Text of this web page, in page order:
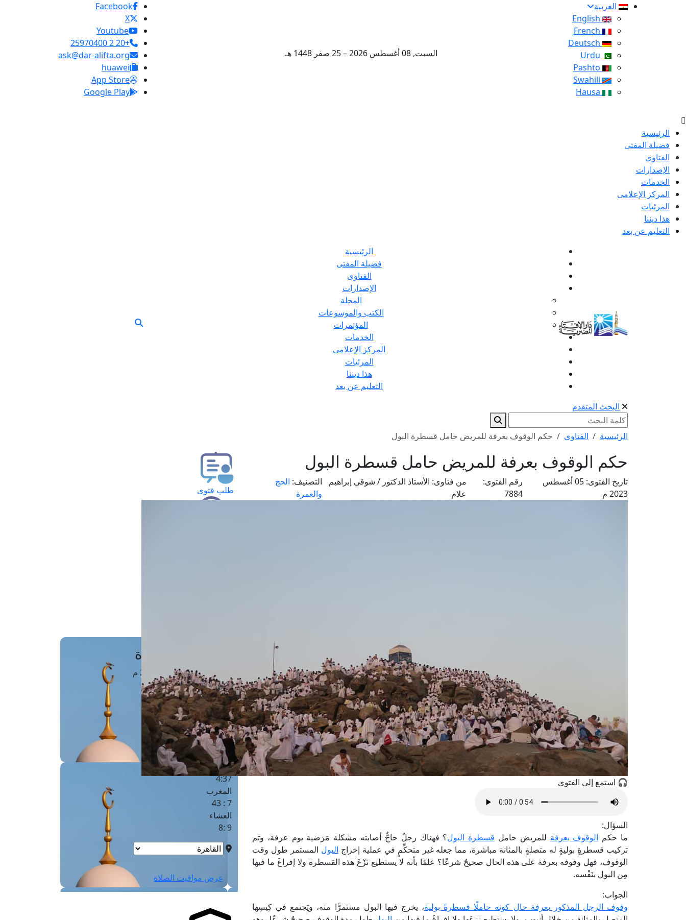
العربية
السبت, 08 أغسطس 2026 – 25 صفر 1448 هـ
Facebook
X
Youtube
+20 2 25970400
ask@dar-alifta.org
huawei
App Store
Google Play
الرئيسية
فضيلة المفتى
الفتاوى
الإصدارات
الخدمات
المركز الإعلامى
المرئيات
هذا ديننا
التعليم عن بعد
الرئيسية
فضيلة المفتى
الفتاوى
الإصدارات
المجلة
الكتب والموسوعات
المؤتمرات
الخدمات
المركز الإعلامى
المرئيات
هذا ديننا
التعليم عن بعد
البحث المتقدم
الرئيسية الفتاوى حكم الوقوف بعرفة للمريض حامل قسطرة البول
حكم الوقوف بعرفة للمريض حامل قسطرة البول
تاريخ الفتوى:
05 أغسطس
2023 م
رقم الفتوى:
7884
من فتاوى: الأستاذ الدكتور / شوقي إبراهيم
علام
التصنيف: الحج
والعمرة
🎧 استمع إلى الفتوى
السؤال:
ما حكم الوقوف بعرفة للمريض حامل قسطرة البول؟ فهناك رجلٌ حاجٌّ أصابته مشكلة مَرَضية يوم عرفة، وتم
تركيب قسطرةٍ بوليةٍ له متصلةٍ بالمثانة مباشرة، مما جعله غير متحكِّمٍ في عملية إخراج البول المستمر طول وقت
الوقوف، فهل وقوفه بعرفة على هذه الحال صحيحٌ شرعًا؟ علمًا بأنه لا يستطيع نَزْعَ هذه القسطرة ولا إفراغَ ما فيها
مِن البول بنَفْسه.
الجواب:
وقوف الرجل المذكور بعرفة حال كونه حاملًا قسطرةً بولية، يخرج فيها البول مستمرًّا منه، ويَجتمع في كِيسِها
طلب فتوى
مَواقِيتُ الصَّـــلاة
القاهرة · 08 أغسطس 2026 م
الفجر
4 :42
الشروق
6 :18
الظهر
العصر
4:37
المغرب
7 : 43
العشاء
9 :8
عرض مواقيت الصلاة